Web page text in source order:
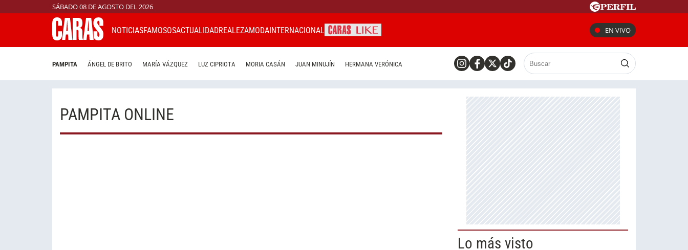
SÁBADO 08 DE AGOSTO DEL 2026
NOTICIASFAMOSOSACTUALIDADREALEZAMODAINTERNACIONAL EN VIVO
PAMPITA ÁNGEL DE BRITO MARÍA VÁZQUEZ LUZ CIPRIOTA MORIA CASÁN JUAN MINUJÍN HERMANA VERÓNICA
PAMPITA ONLINE
Lo más visto